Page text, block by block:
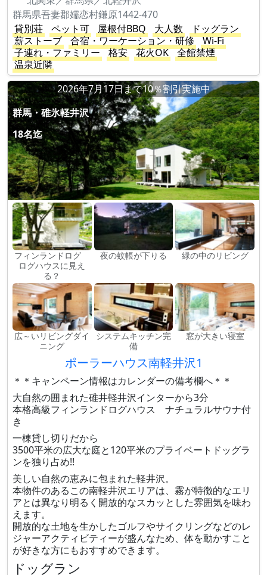
群馬県吾妻郡嬬恋村鎌原1442-470
貸別荘
ペット可 屋根付BBQ 大人数
ドッグラン
薪ストーブ
合宿・ワーケーション・研修
Wi-Fi
子連れ・ファミリー
格安 花火OK
全館禁煙
温泉近隣
2026年7月17日まで10％割引実施中
群馬・碓氷軽井沢
18名迄
フィンランドログ
ログハウスに見え
る？
夜の蚊帳が下りる 緑の中のリビング
広～いリビングダイ
ニング
システムキッチン完
備
窓が大きい寝室
ポーラーハウス南軽井沢1
＊＊キャンペーン情報はカレンダーの備考欄へ＊＊
大自然の囲まれた碓井軽井沢インターから3分
本格高級フィンランドログハウス ナチュラルサウナ付
き
一棟貸し切りだから
3500平米の広大な庭と120平米のプライベートドッグラ
ンを独り占め!!
美しい自然の恵みに包まれた軽井沢。
本物件のあるこの南軽井沢エリアは、霧が特徴的なエリ
アとは異なり明るく開放的なスカッとした雰囲気を味わ
えます。
開放的な土地を生かしたゴルフやサイクリングなどのレ
ジャーアクティビティーが盛んなため、体を動かすこと
が好きな方にもおすすめできます。
ドッグラン